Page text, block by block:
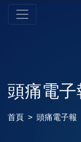
頭痛電子
首頁 頭痛電子報